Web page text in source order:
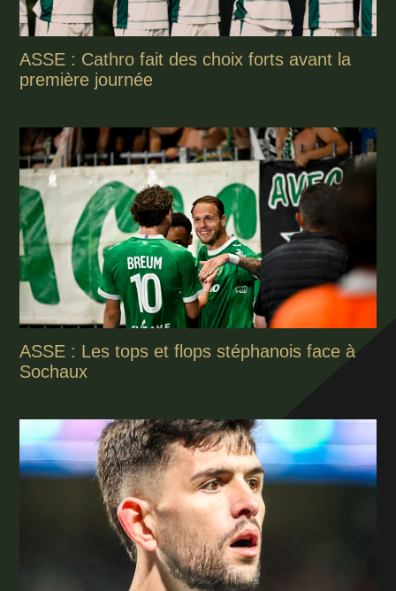
ASSE : Cathro fait des choix forts avant la
première journée
ASSE : Les tops et flops stéphanois face à
Sochaux